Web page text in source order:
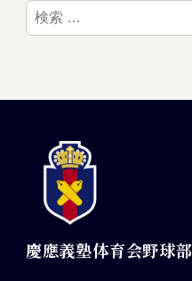
検
索
慶應義塾体育会野球部